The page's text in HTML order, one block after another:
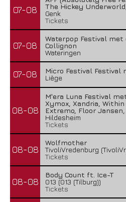
07-08
The Hickey
Genk
Tickets
07-08
Waterpop Festival met
Collignon
Wateringen
07-08
Micro Festival Festival
Liège
08-08
M'era Luna Festival
Xymox, Xandria,
Extremo, Floor
Hildesheim
Tickets
08-08
Wolfmother
TivoliVredenburg
Tickets
08-08
Body Count ft. Ice-T
013 (013 (Tilburg))
Tickets